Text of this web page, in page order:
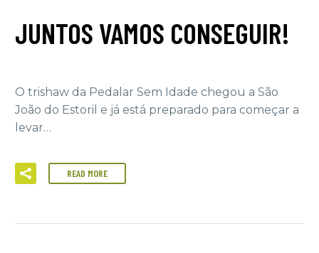
JUNTOS VAMOS CONSEGUIR!
O trishaw da Pedalar Sem Idade chegou a São
João do Estoril e já está preparado para começar a
levar…
READ MORE